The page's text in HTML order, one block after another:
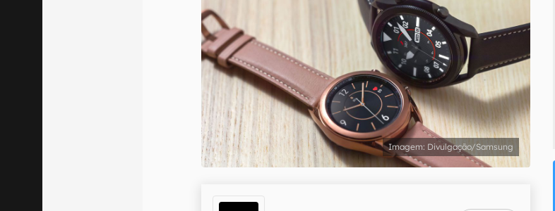
Confirmo que li, aceito e concordo com os Termos de Uso e Política de
Divulgação/Samsung